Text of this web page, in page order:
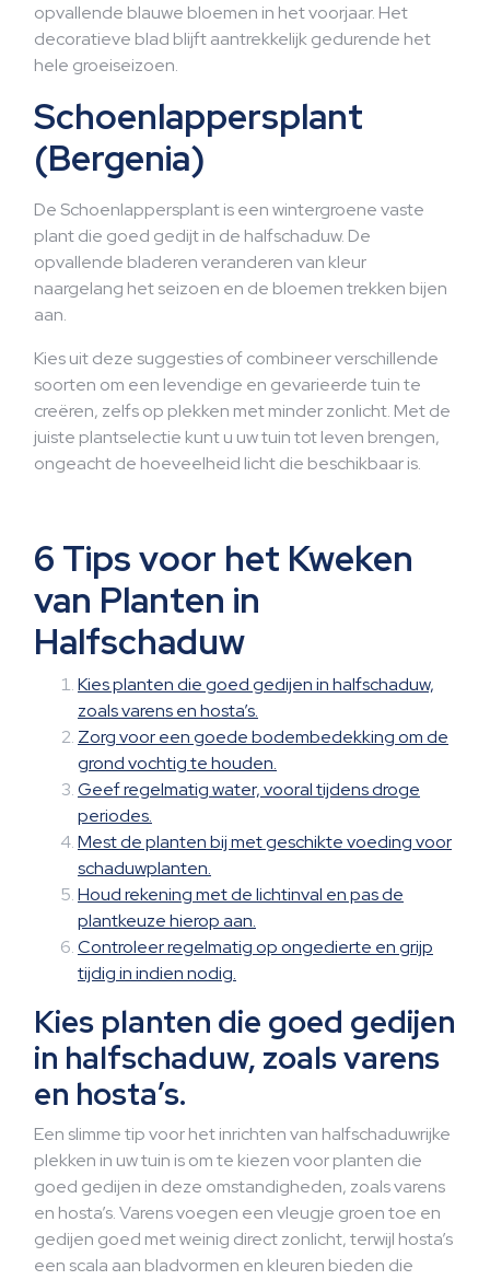
opvallende blauwe bloemen in het voorjaar. Het
decoratieve blad blijft aantrekkelijk gedurende het
hele groeiseizoen.
Schoenlappersplant
(Bergenia)
De Schoenlappersplant is een wintergroene vaste
plant die goed gedijt in de halfschaduw. De
opvallende bladeren veranderen van kleur
naargelang het seizoen en de bloemen trekken bijen
aan.
Kies uit deze suggesties of combineer verschillende
soorten om een levendige en gevarieerde tuin te
creëren, zelfs op plekken met minder zonlicht. Met de
juiste plantselectie kunt u uw tuin tot leven brengen,
ongeacht de hoeveelheid licht die beschikbaar is.
6 Tips voor het Kweken
van Planten in
Halfschaduw
Kies planten die goed gedijen in halfschaduw,
zoals varens en hosta’s.
Zorg voor een goede bodembedekking om de
grond vochtig te houden.
Geef regelmatig water, vooral tijdens droge
periodes.
Mest de planten bij met geschikte voeding voor
schaduwplanten.
Houd rekening met de lichtinval en pas de
plantkeuze hierop aan.
Controleer regelmatig op ongedierte en grijp
tijdig in indien nodig.
Kies planten die goed gedijen
in halfschaduw, zoals varens
en hosta’s.
Een slimme tip voor het inrichten van halfschaduwrijke
plekken in uw tuin is om te kiezen voor planten die
goed gedijen in deze omstandigheden, zoals varens
en hosta’s. Varens voegen een vleugje groen toe en
gedijen goed met weinig direct zonlicht, terwijl hosta’s
een scala aan bladvormen en kleuren bieden die